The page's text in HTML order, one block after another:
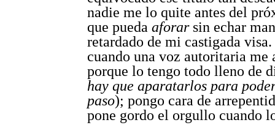
nadie me lo quite antes del
que pueda aforarsin echar
retardado de mi castigada
cuando una voz autoritaria me
porque lo tengo todo lleno de
hay que aparatarlos para
paso); pongo cara de
pone gordo el orgullo cuando